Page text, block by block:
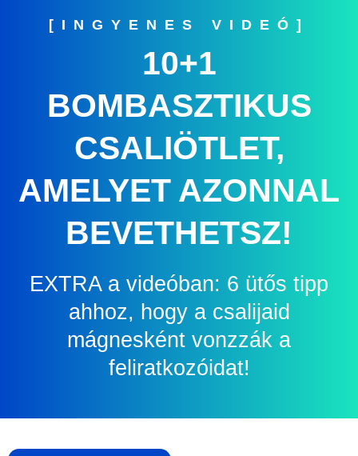
[INGYENES VIDEÓ]
10+1
BOMBASZTIKUS
CSALIÖTLET,
AMELYET AZONNAL
BEVETHETSZ!
EXTRA a videóban: 6 ütős tipp
ahhoz, hogy a csalijaid
mágnesként vonzzák a
feliratkozóidat!